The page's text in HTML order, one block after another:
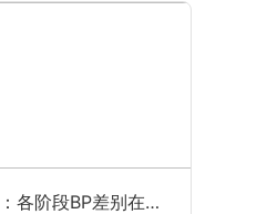
从种子轮到A轮：各阶段BP差别在哪？